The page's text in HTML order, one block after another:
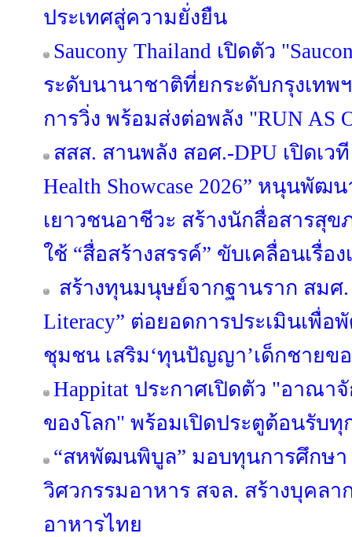
ประเทศสู่ความยั่งยืน
Saucony Thailand เปิดตัว
ระดับนานาชาติที่ยกระดับกรุงเทพ
การวิ่ง พร้อมส่งต่อพลัง "RUN AS
สสส. สานพลัง สอศ.-DPU เปิดเวที
Health Showcase 2026” หนุนพั
เยาวชนอาชีวะ สร้างนักสื่อสารสุ
ใช้ “สื่อสร้างสรรค์” ขับเคลื่อนเรื่อ
สร้างทุนมนุษย์จากฐานราก สมศ.
Literacy” ต่อยอดการประเมินเพื่
ชุมชน เสริม‘ทุนปัญญา’เด็กชายข
Happitat ประกาศเปิดตัว "อาณ
ของโลก" พร้อมเปิดประตูต้อนรับ
“สหพัฒนพิบูล” มอบทุนการศึกษ
วิศวกรรมอาหาร สจล. สร้างบุคล
อาหารไทย